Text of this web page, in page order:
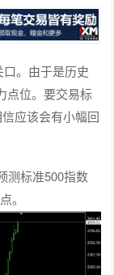
。由于是历史
点位。要交易标
应该会有小幅回
测标准500指数
。